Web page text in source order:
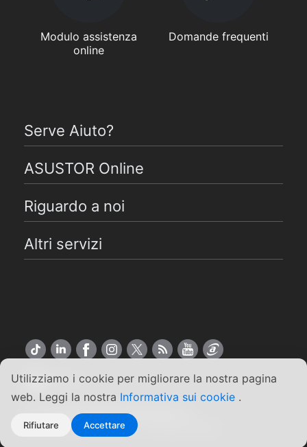
Utilizziamo i cookie per migliorare la nostra pagina
web. Leggi la nostra Informativa sui cookie .
Rifiutare Accettare
Modulo assistenza
online
Domande frequenti
Serve Aiuto?
ASUSTOR Online
Riguardo a noi
Altri servizi
Italiano
Copyright ©2026 ASUSTOR Inc.
Termini e condizioni
|